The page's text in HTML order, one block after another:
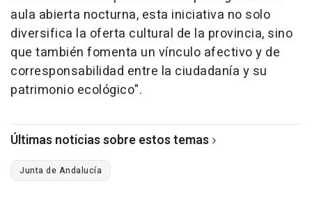
aula abierta nocturna, esta iniciativa no solo
diversifica la oferta cultural de la provincia, sino
que también fomenta un vínculo afectivo y de
corresponsabilidad entre la ciudadanía y su
patrimonio ecológico".
Últimas noticias sobre estos temas
Junta de Andalucía